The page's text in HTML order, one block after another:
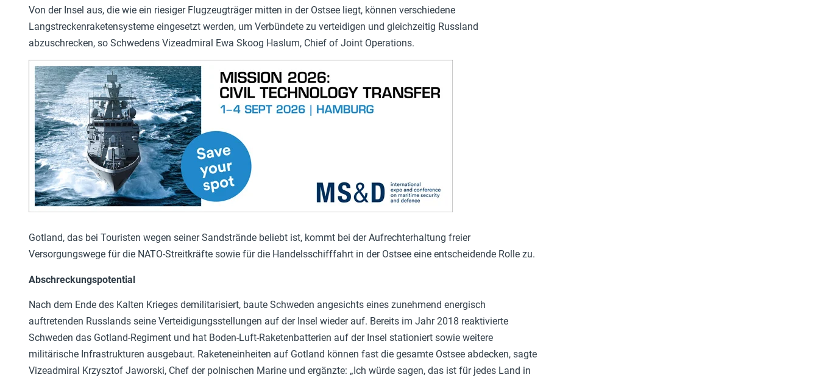
Von der Insel aus, die wie ein riesiger Flugzeugträger mitten in der Ostsee liegt, können verschiedene
Langstreckenraketensysteme eingesetzt werden, um Verbündete zu verteidigen und gleichzeitig Russland
abzuschrecken, so Schwedens Vizeadmiral Ewa Skoog Haslum, Chief of Joint Operations.
Gotland, das bei Touristen wegen seiner Sandstrände beliebt ist, kommt bei der Aufrechterhaltung freier
Versorgungswege für die NATO-Streitkräfte sowie für die Handelsschifffahrt in der Ostsee eine entscheidende Rolle zu.
Abschreckungspotential
Nach dem Ende des Kalten Krieges demilitarisiert, baute Schweden angesichts eines zunehmend energisch
auftretenden Russlands seine Verteidigungsstellungen auf der Insel wieder auf. Bereits im Jahr 2018 reaktivierte
Schweden das Gotland-Regiment und hat Boden-Luft-Raketenbatterien auf der Insel stationiert sowie weitere
militärische Infrastrukturen ausgebaut. Raketeneinheiten auf Gotland können fast die gesamte Ostsee abdecken, sagte
Vizeadmiral Krzysztof Jaworski, Chef der polnischen Marine und ergänzte: „Ich würde sagen, das ist für jedes Land in